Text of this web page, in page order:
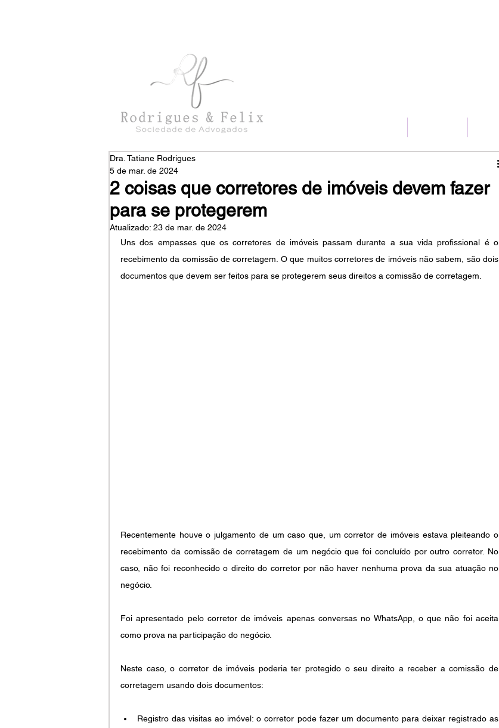
2 coisas que corretores de imóveis devem fazer
para se protegerem
Dra. Tatiane Rodrigues
5 de mar. de 2024
Atualizado: 23 de mar. de 2024
Uns dos empasses que os corretores de imóveis passam durante a sua vida profissional é o
recebimento da comissão de corretagem. O que muitos corretores de imóveis não sabem, são dois
documentos que devem ser feitos para se protegerem seus direitos a comissão de corretagem.
Recentemente houve o julgamento de um caso que, um corretor de imóveis estava pleiteando o
recebimento da comissão de corretagem de um negócio que foi concluído por outro corretor. No
caso, não foi reconhecido o direito do corretor por não haver nenhuma prova da sua atuação no
negócio.
Foi apresentado pelo corretor de imóveis apenas conversas no WhatsApp, o que não foi aceita
como prova na participação do negócio.
Neste caso, o corretor de imóveis poderia ter protegido o seu direito a receber a comissão de
corretagem usando dois documentos:
Registro das visitas ao imóvel: o corretor pode fazer um documento para deixar registrado as